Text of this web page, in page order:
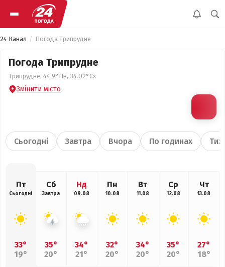
24 Канал Погода Трипрудне
Погода Трипрудне
Трипрудне, 44.9°Пн, 34.02°Сх
Змінити місто
Сьогодні Завтра Вчора По годинах
Пт
Сьогодні
33°
19°
Сб
Завтра
35°
20°
Нд
09.08
34°
21°
Пн
10.08
32°
20°
Вт
11.08
34°
20°
Ср
12.08
35°
20°
Чт
13.08
27°
18°